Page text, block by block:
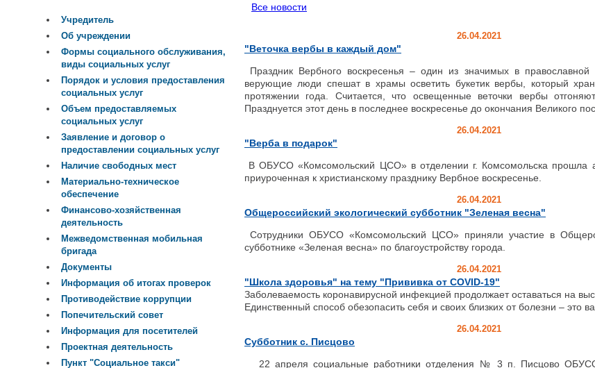
Все новости
26.04.2021
"Веточка вербы в каждый дом"
Праздник Вербного воскресенья – один из значимых в
верующие люди спешат в храмы осветить букетик вербы, который
протяжении года. Считается, что освещенные веточки вербы
Празднуется этот день в последнее воскресенье до окончания Великого
26.04.2021
"Верба в подарок"
В ОБУСО «Комсомольский ЦСО» в отделении г. Комсомольска прошла
приуроченная к христианскому празднику Вербное воскресенье.
26.04.2021
Общероссийский экологический субботник "Зеленая весна"
Сотрудники ОБУСО «Комсомольский ЦСО» приняли участие в
субботнике «Зеленая весна» по благоустройству города.
26.04.2021
"Школа здоровья" на тему "Прививка от COVID-19"
Заболеваемость коронавирусной инфекцией продолжает оставаться на
Единственный способ обезопасить себя и своих близких от болезни – это
26.04.2021
Субботник с. Писцово
22 апреля социальные работники отделения № 3 п. Писцово
Учредитель
Об учреждении
Формы социального обслуживания,
виды социальных услуг
Порядок и условия предоставления
социальных услуг
Объем предоставляемых
социальных услуг
Заявление и договор о
предоставлении социальных услуг
Наличие свободных мест
Материально-техническое
обеспечение
Финансово-хозяйственная
деятельность
Межведомственная мобильная
бригада
Документы
Информация об итогах проверок
Противодействие коррупции
Попечительский совет
Информация для посетителей
Проектная деятельность
Пункт "Социальное такси"